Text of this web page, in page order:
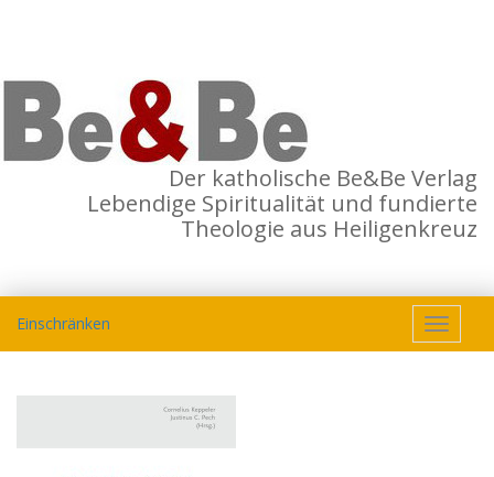
Der katholische Be&Be Verlag
Lebendige Spiritualität und fundierte
Theologie aus Heiligenkreuz
Einschränken
Toggle